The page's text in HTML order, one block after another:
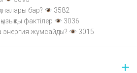
бар?
3582
фактілер
3036
энергия жұмсайды?
3015